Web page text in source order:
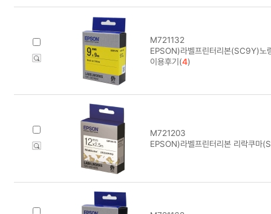
M721132
EPSON)라벨프린터리본(SC9Y)노
이용후기(4)
M721203
EPSON)라벨프린터리본 리락쿠마